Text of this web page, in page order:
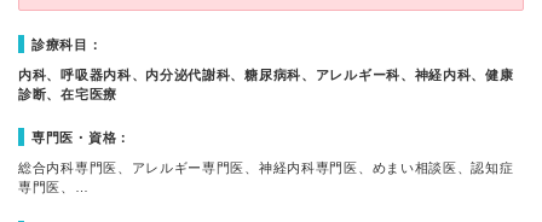
診療科目：
内科、呼吸器内科、内分泌代謝科、糖尿病科、アレルギー科、神経内科、健康
診断、在宅医療
専門医・資格：
総合内科専門医、アレルギー専門医、神経内科専門医、めまい相談医、認知症
専門医、…